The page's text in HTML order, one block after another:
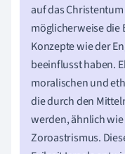
auf das Christentum
möglicherweise die
Konzepte wie der
beeinflusst haben.
moralischen und
die durch den
werden, ähnlich
Zoroastrismus.